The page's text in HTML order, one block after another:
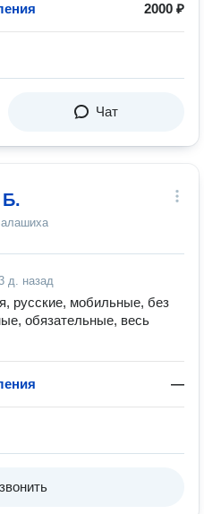
2000 ₽
Чат
Б.
д. назад
русские, мобильные, без
обязательные, весь
—